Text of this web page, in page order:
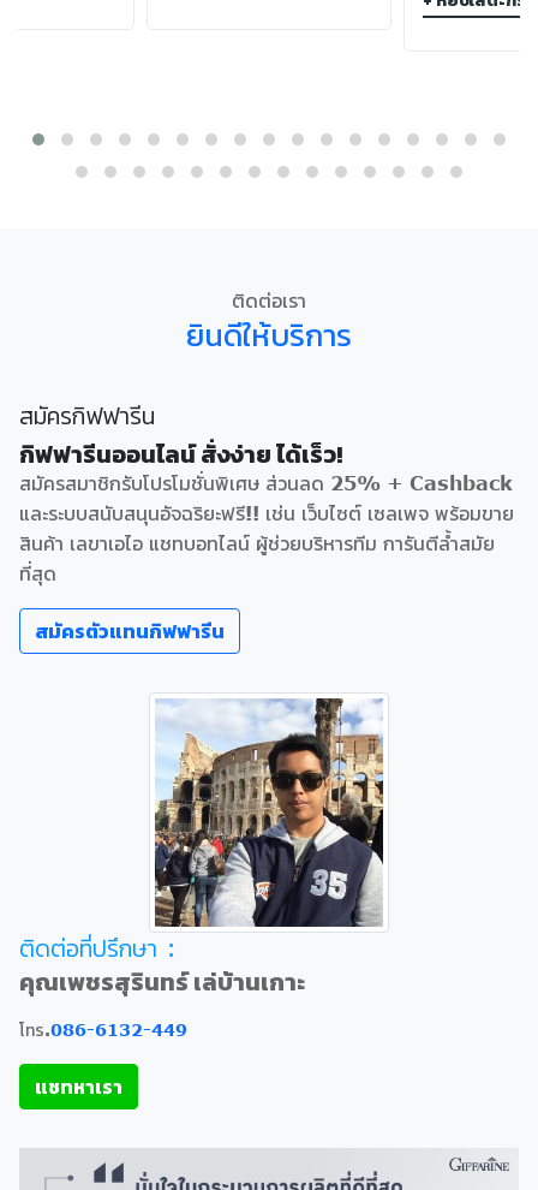
ติดต่อเรา
ยินดีให้บริการ
สมัครกิฟฟารีน
กิฟฟารีนออนไลน์ สั่งง่าย ได้เร็ว!
สมัครสมาชิกรับโปรโมชั่นพิเศษ ส่วนลด 25% + Cashback
และระบบสนับสนุนอัจฉริยะฟรี!! เช่น เว็บไซต์ เซลเพจ พร้อมขาย
สินค้า เลขาเอไอ แชทบอทไลน์ ผู้ช่วยบริหารทีม การันตีล้ำสมัย
ที่สุด
สมัครตัวแทนกิฟฟารีน
ติดต่อที่ปรึกษา :
คุณเพชรสุรินทร์ เล่บ้านเกาะ
โทร.086-6132-449
แชทหาเรา